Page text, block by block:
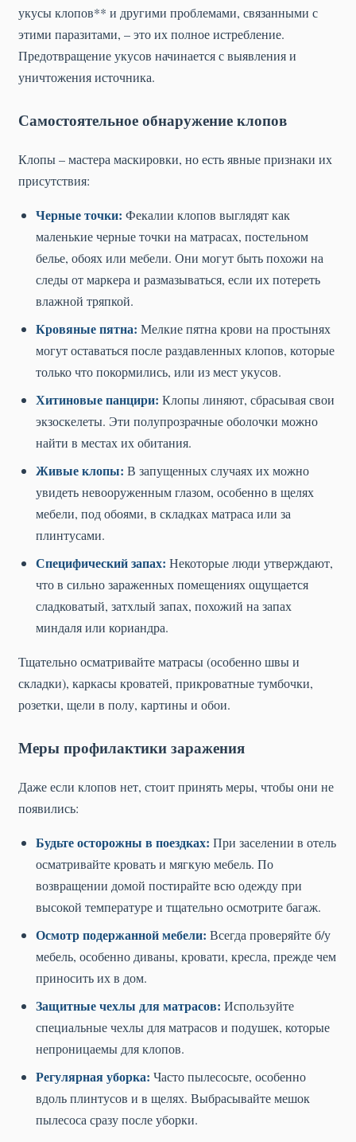
укусы клопов** и другими проблемами, связанными с
этими паразитами, – это их полное истребление.
Предотвращение укусов начинается с выявления и
уничтожения источника.
Самостоятельное обнаружение клопов
Клопы – мастера маскировки, но есть явные признаки их
присутствия:
Черные точки: Фекалии клопов выглядят как
маленькие черные точки на матрасах, постельном
белье, обоях или мебели. Они могут быть похожи на
следы от маркера и размазываться, если их потереть
влажной тряпкой.
Кровяные пятна: Мелкие пятна крови на простынях
могут оставаться после раздавленных клопов, которые
только что покормились, или из мест укусов.
Хитиновые панцири: Клопы линяют, сбрасывая свои
экзоскелеты. Эти полупрозрачные оболочки можно
найти в местах их обитания.
Живые клопы: В запущенных случаях их можно
увидеть невооруженным глазом, особенно в щелях
мебели, под обоями, в складках матраса или за
плинтусами.
Специфический запах: Некоторые люди утверждают,
что в сильно зараженных помещениях ощущается
сладковатый, затхлый запах, похожий на запах
миндаля или кориандра.
Тщательно осматривайте матрасы (особенно швы и
складки), каркасы кроватей, прикроватные тумбочки,
розетки, щели в полу, картины и обои.
Меры профилактики заражения
Даже если клопов нет, стоит принять меры, чтобы они не
появились:
Будьте осторожны в поездках: При заселении в отель
осматривайте кровать и мягкую мебель. По
возвращении домой постирайте всю одежду при
высокой температуре и тщательно осмотрите багаж.
Осмотр подержанной мебели: Всегда проверяйте б/у
мебель, особенно диваны, кровати, кресла, прежде чем
приносить их в дом.
Защитные чехлы для матрасов: Используйте
специальные чехлы для матрасов и подушек, которые
непроницаемы для клопов.
Регулярная уборка: Часто пылесосьте, особенно
вдоль плинтусов и в щелях. Выбрасывайте мешок
пылесоса сразу после уборки.